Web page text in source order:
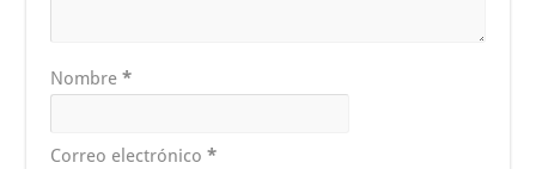
Nombre*
Correo electrónico*